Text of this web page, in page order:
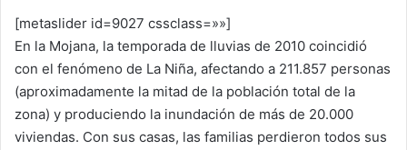
[metaslider id=9027 cssclass=»»]
En la Mojana, la temporada de lluvias de 2010 coincidió
con el fenómeno de La Niña, afectando a 211.857 personas
(aproximadamente la mitad de la población total de la
zona) y produciendo la inundación de más de 20.000
viviendas. Con sus casas, las familias perdieron todos sus